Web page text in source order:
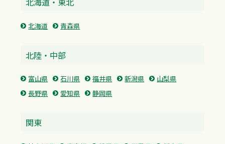
北海道 青森県
北陸・中部
富山県 石川県 福井県 新潟県
山梨県
長野県
愛知県 静岡県
関東